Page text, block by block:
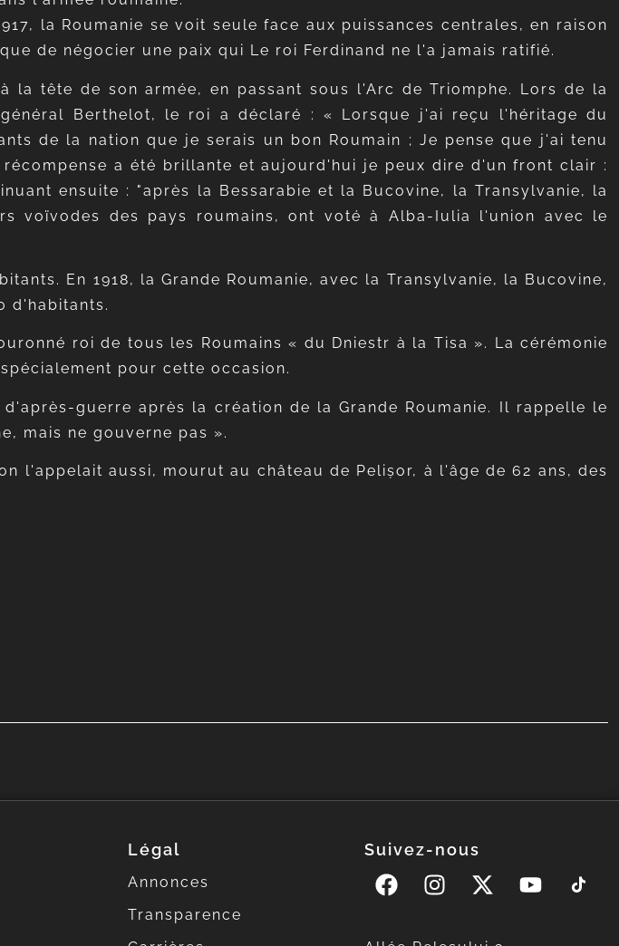
la Roumanie se voit seule face aux puissances centrales, en raison
de négocier une paix qui Le roi Ferdinand ne l'a jamais ratifié.
la tête de son armée, en passant sous l'Arc de Triomphe. Lors de la
Berthelot, le roi a déclaré : « Lorsque j'ai reçu l'héritage du
de la nation que je serais un bon Roumain ; Je pense que j'ai tenu
a été brillante et aujourd'hui je peux dire d'un front clair :
ensuite : "après la Bessarabie et la Bucovine, la Transylvanie, la
voïvodes des pays roumains, ont voté à Alba-Iulia l'union avec le
En 1918, la Grande Roumanie, avec la Transylvanie, la Bucovine,
d'habitants.
roi de tous les Roumains « du Dniestr à la Tisa ». La cérémonie
pour cette occasion.
guerre après la création de la Grande Roumanie. Il rappelle le
mais ne gouverne pas ».
l'appelait aussi, mourut au château de Pelișor, à l'âge de 62 ans, des
Légal
Annonces
Transparence
Suivez-nous